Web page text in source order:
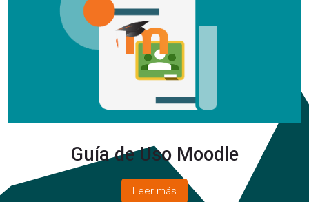
Guía de Uso Moodle
Leer más